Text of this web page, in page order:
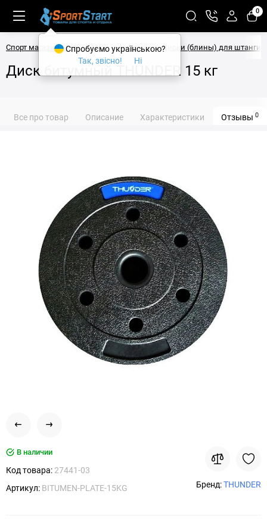
0
Спорт магазин SPORTSTART Атлетика Диски (блины) для штанги
Диск битумный THUNDER 15 кг
Все про товар Описание Характеристики Отзывы 0
В наличии
Код товара: 27441-03
Артикул: BITUMEN-PLATE-15KG Бренд:THUNDER
Спробуємо українською?
Так, звісно!
Ні